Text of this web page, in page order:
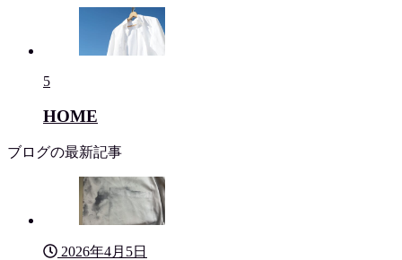
5
HOME
ブログの最新記事
2026年4月5日